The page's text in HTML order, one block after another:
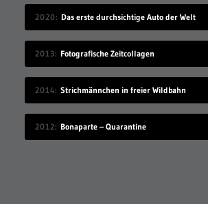
2020 Das erste durchsichtige Auto der Welt
2013 Fotografische Zeitcollagen
2014 Strichmännchen in freier Wildbahn
2012 Bonaparte – Quarantine